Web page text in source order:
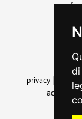
di
c.f.
privacy
cookie